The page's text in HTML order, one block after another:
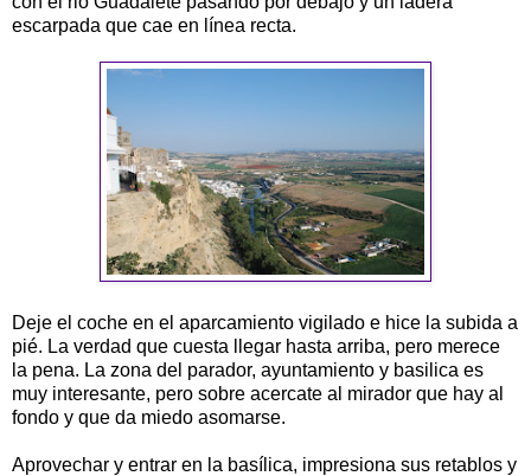
escarpada que cae en línea recta.
Deje el coche en el aparcamiento vigilado e hice la subida a
pié. La verdad que cuesta llegar hasta arriba, pero merece
la pena. La zona del parador, ayuntamiento y basilica es
muy interesante, pero sobre acercate al mirador que hay al
fondo y que da miedo asomarse.
Aprovechar y entrar en la basílica, impresiona sus retablos y